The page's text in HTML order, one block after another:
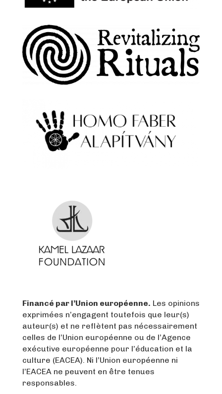
Financé par l’Union européenne. Les opinions
exprimées n’engagent toutefois que leur(s)
auteur(s) et ne reflètent pas nécessairement
celles de l’Union européenne ou de l’Agence
exécutive européenne pour l’éducation et la
culture (EACEA). Ni l’Union européenne ni
l’EACEA ne peuvent en être tenues
responsables.